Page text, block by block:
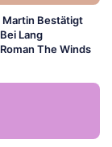
Martin Bestätigt
Lang
The Winds